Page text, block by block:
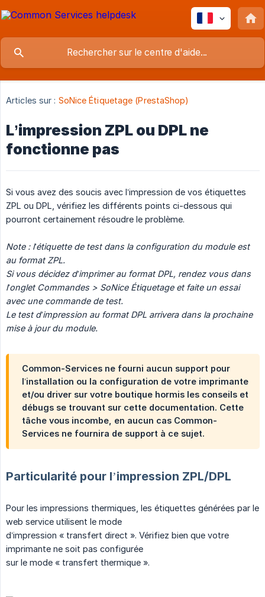
Articles sur : SoNice Étiquetage (PrestaShop)
L’impression ZPL ou DPL ne
fonctionne pas
Si vous avez des soucis avec l’impression de vos étiquettes
ZPL ou DPL, vérifiez les différents points ci-dessous qui
pourront certainement résoudre le problème.
Note : l’étiquette de test dans la configuration du module est
au format ZPL.
Si vous décidez d’imprimer au format DPL, rendez vous dans
l’onglet Commandes > SoNice Étiquetage et faite un essai
avec une commande de test.
Le test d’impression au format DPL arrivera dans la prochaine
mise à jour du module.
Common-Services ne fourni aucun support pour
l’installation ou la configuration de votre imprimante
et/ou driver sur votre boutique hormis les conseils et
débugs se trouvant sur cette documentation. Cette
tâche vous incombe, en aucun cas Common-
Services ne fournira de support à ce sujet.
Particularité pour l’impression ZPL/DPL
Pour les impressions thermiques, les étiquettes générées par le
web service utilisent le mode
d’impression « transfert direct ». Vérifiez bien que votre
imprimante ne soit pas configurée
sur le mode « transfert thermique ».